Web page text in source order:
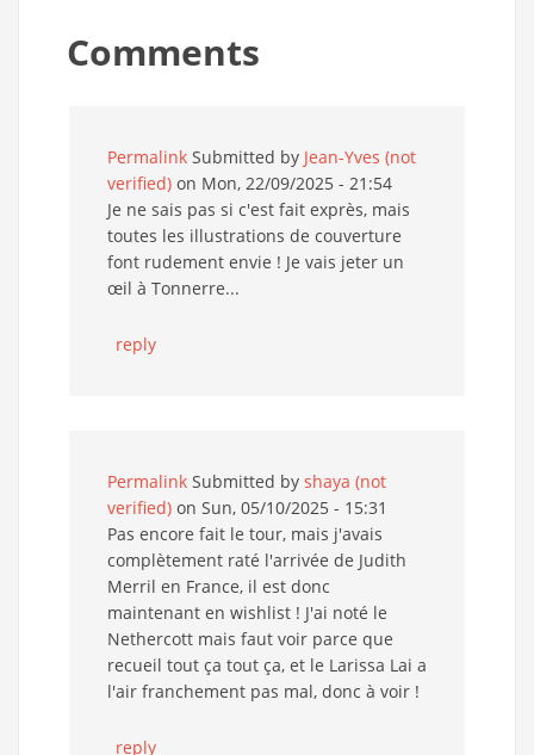
Comments
Permalink Submitted by Jean-Yves (not
verified) on Mon, 22/09/2025 - 21:54
Je ne sais pas si c'est fait exprès, mais
toutes les illustrations de couverture
font rudement envie ! Je vais jeter un
œil à Tonnerre...
reply
Permalink Submitted by shaya (not
verified) on Sun, 05/10/2025 - 15:31
Pas encore fait le tour, mais j'avais
complètement raté l'arrivée de Judith
Merril en France, il est donc
maintenant en wishlist ! J'ai noté le
Nethercott mais faut voir parce que
recueil tout ça tout ça, et le Larissa Lai a
l'air franchement pas mal, donc à voir !
reply